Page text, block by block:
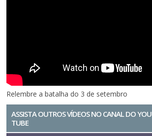
Relembre a batalha do 3 de setembro
ASSISTA OUTROS VÍDEOS NO CANAL DO YOU
TUBE